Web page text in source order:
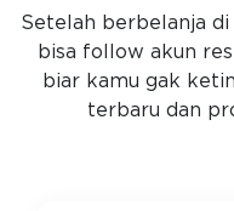
Setelah berbelanja
bisa follow akun
biar kamu gak
terbaru dan